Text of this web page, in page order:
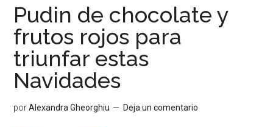
Pudin de chocolate y
frutos rojos para
triunfar estas
Navidades
porAlexandra Gheorghiu Deja un comentario